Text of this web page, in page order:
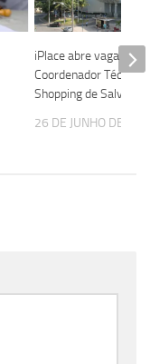
iPlace abre vaga para
Coordenador Técnico
Shopping de Salvador
26 DE JUNHO DE